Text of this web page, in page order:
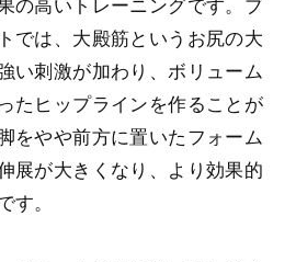
の高いトレーニングです。ブ
では、大殿筋というお尻の大
い刺激が加わり、ボリューム
たヒップラインを作ることが
をやや前方に置いたフォーム
展が大きくなり、より効果的
す。